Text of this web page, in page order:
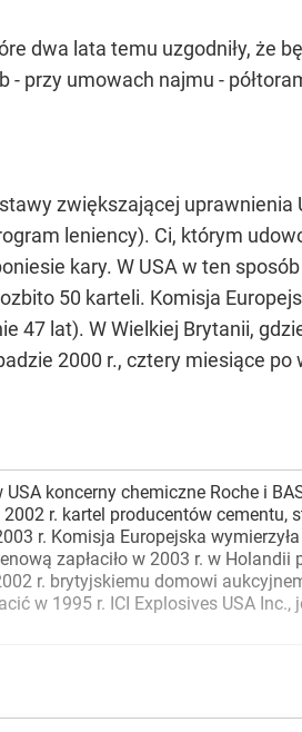
dwa lata temu uzgodniły, że
- przy umowach najmu -
zwiększającej
leniency). Ci, którym
kary. W USA w ten
50 karteli. Komisja
47 lat). W Wielkiej Brytanii,
2000 r., cztery miesiące
USA koncerny chemiczne Roche i
r. kartel producentów cementu,
r. Komisja Europejska
zapłaciło w 2003 r. w
r. brytyjskiemu domowi
w 1995 r. ICI Explosives USA